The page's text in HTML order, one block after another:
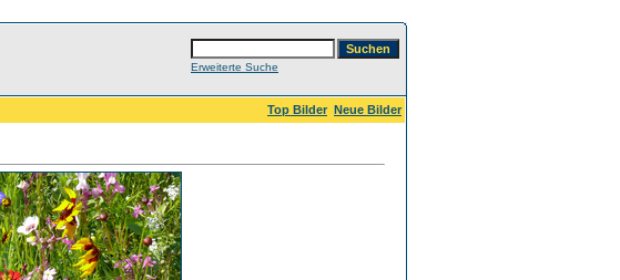
Erweiterte Suche
Top Bilder Neue Bilder